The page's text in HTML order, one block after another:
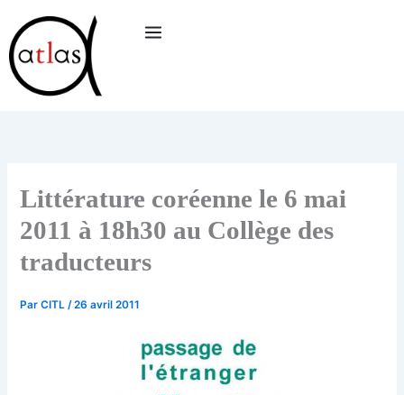
au
contenu
Littérature coréenne le 6 mai
2011 à 18h30 au Collège des
traducteurs
ParCITL/26 avril 2011